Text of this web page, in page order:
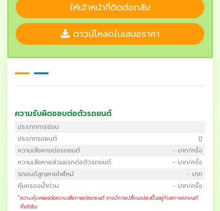
ให้เจ้าหน้าที่ติดต่อกลับ
ดาวน์โหลดใบเสนอราคา
ความรับผิดชอบต่อตัวรถยนต์
ประเภทการซ่อม
ประเภทรถยนต์
()
ความเสียหายต่อรถยนต์
- บาท/ครั้ง
ความเสียหายส่วนแรกต่อตัวรถยนต์
- บาท/ครั้ง
รถยนต์สูญหายไฟไหม้
- บาท
คุ้มครองน้ำท่วม
- บาท/ครั้ง
*ความคุ้มครองต่อความเสียหายต่อรถยนต์ อาจมีการเปลี่ยนแปลงขึ้นอยู่กับสภาพรถยนต์
ที่แท้จริง